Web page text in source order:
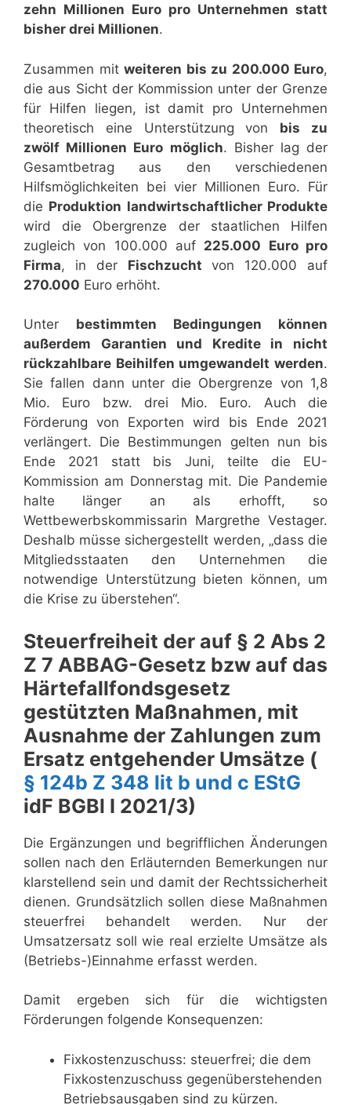
zehn Millionen Euro pro Unternehmen statt
bisher drei Millionen.
Zusammen mit weiteren bis zu 200.000 Euro,
die aus Sicht der Kommission unter der Grenze
für Hilfen liegen, ist damit pro Unternehmen
theoretisch eine Unterstützung von bis zu
zwölf Millionen Euro möglich. Bisher lag der
Gesamtbetrag aus den verschiedenen
Hilfsmöglichkeiten bei vier Millionen Euro. Für
die Produktion landwirtschaftlicher Produkte
wird die Obergrenze der staatlichen Hilfen
zugleich von 100.000 auf 225.000 Euro pro
Firma, in der Fischzucht von 120.000 auf
270.000 Euro erhöht.
Unter bestimmten Bedingungen können
außerdem Garantien und Kredite in nicht
rückzahlbare Beihilfen umgewandelt werden.
Sie fallen dann unter die Obergrenze von 1,8
Mio. Euro bzw. drei Mio. Euro. Auch die
Förderung von Exporten wird bis Ende 2021
verlängert. Die Bestimmungen gelten nun bis
Ende 2021 statt bis Juni, teilte die EU-
Kommission am Donnerstag mit. Die Pandemie
halte länger an als erhofft, so
Wettbewerbskommissarin Margrethe Vestager.
Deshalb müsse sichergestellt werden, „dass die
Mitgliedsstaaten den Unternehmen die
notwendige Unterstützung bieten können, um
die Krise zu überstehen“.
Steuerfreiheit der auf § 2 Abs 2
Z 7 ABBAG-Gesetz bzw auf das
Härtefall­fondsgesetz
gestützten Maßnahmen, mit
Ausnahme der Zahlungen zum
Ersatz entgehender Umsätze (
§ 124b Z 348 lit b und c EStG
idF BGBl I 2021/3)
Die Ergänzungen und begrifflichen Änderungen
sollen nach den Erläuternden Bemerkungen nur
klarstellend sein und damit der Rechtssicherheit
dienen. Grundsätzlich sollen diese Maßnahmen
steuerfrei behandelt werden. Nur der
Umsatzersatz soll wie real erzielte Umsätze als
(Betriebs-)Einnahme erfasst werden.
Damit ergeben sich für die wichtigsten
Förderungen folgende Konsequenzen:
Fixkostenzuschuss: steuerfrei; die dem
Fixkostenzuschuss gegenüberstehenden
Betriebsausgaben sind zu kürzen.